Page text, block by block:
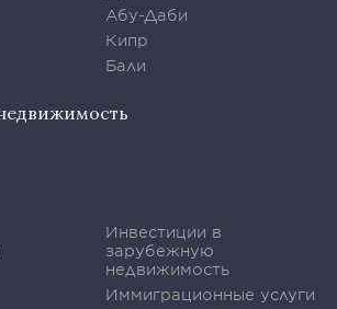
Абу-Даби
Кипр
Бали
Инвестиции в
зарубежную
недвижимость
Иммиграционные услуги